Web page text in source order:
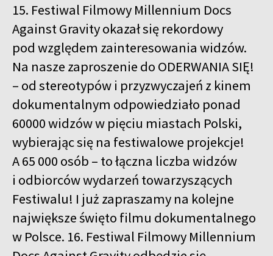
15. Festiwal Filmowy Millennium Docs
Against Gravity okazał się rekordowy
pod względem zainteresowania widzów.
Na nasze zaproszenie do ODERWANIA SIĘ!
– od stereotypów i przyzwyczajeń z kinem
dokumentalnym odpowiedziało ponad
60000 widzów w pięciu miastach Polski,
wybierając się na festiwalowe projekcje!
A 65 000 osób – to łączna liczba widzów
i odbiorców wydarzeń towarzyszących
Festiwalu! I już zapraszamy na kolejne
największe święto filmu dokumentalnego
w Polsce. 16. Festiwal Filmowy Millennium